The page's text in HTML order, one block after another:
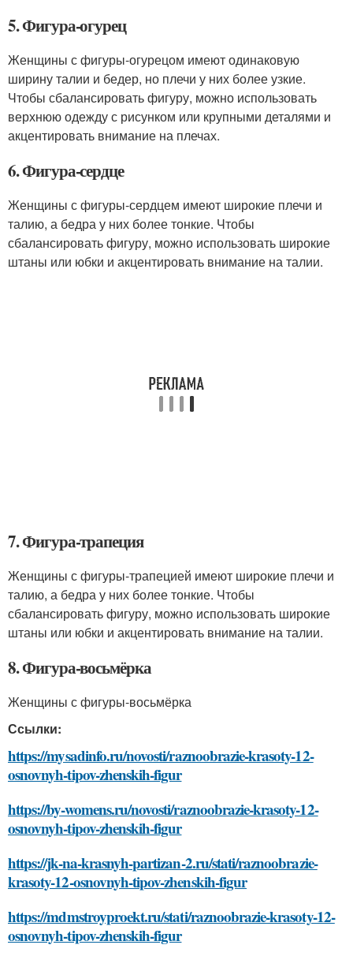
5. Фигура-огурец
Женщины с фигуры-огурецом имеют одинаковую
ширину талии и бедер, но плечи у них более узкие.
Чтобы сбалансировать фигуру, можно использовать
верхнюю одежду с рисунком или крупными деталями и
акцентировать внимание на плечах.
6. Фигура-сердце
Женщины с фигуры-сердцем имеют широкие плечи и
талию, а бедра у них более тонкие. Чтобы
сбалансировать фигуру, можно использовать широкие
штаны или юбки и акцентировать внимание на талии.
7. Фигура-трапеция
Женщины с фигуры-трапецией имеют широкие плечи и
талию, а бедра у них более тонкие. Чтобы
сбалансировать фигуру, можно использовать широкие
штаны или юбки и акцентировать внимание на талии.
8. Фигура-восьмёрка
Женщины с фигуры-восьмёрка
Ссылки:
https://mysadinfo.ru/novosti/raznoobrazie-krasoty-12-
osnovnyh-tipov-zhenskih-figur
https://by-womens.ru/novosti/raznoobrazie-krasoty-12-
osnovnyh-tipov-zhenskih-figur
https://jk-na-krasnyh-partizan-2.ru/stati/raznoobrazie-
krasoty-12-osnovnyh-tipov-zhenskih-figur
https://mdmstroyproekt.ru/stati/raznoobrazie-krasoty-12-
osnovnyh-tipov-zhenskih-figur